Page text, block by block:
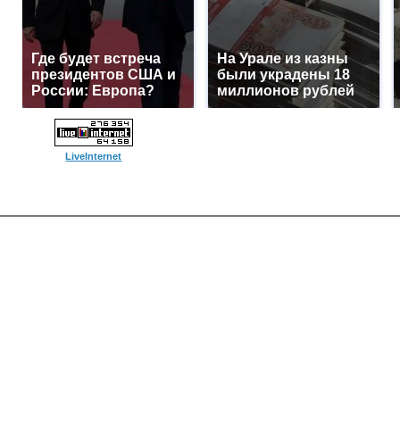
Где будет встреча
президентов США и
России: Европа?
На Урале из казны
были украдены 18
миллионов рублей
LiveInternet